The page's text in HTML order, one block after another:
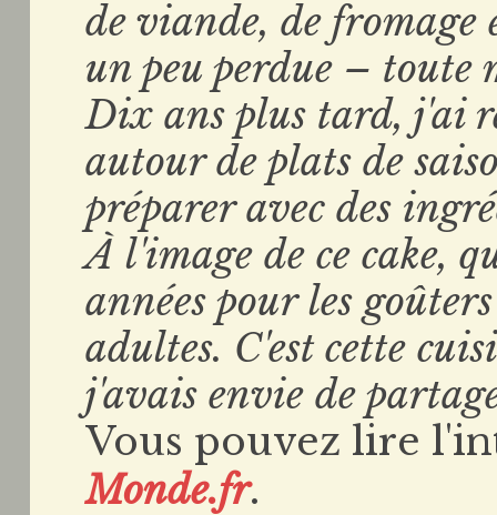
de viande, de fromage
un peu perdue – toute
Dix ans plus tard, j'ai
autour de plats de
préparer avec des
À l'image de ce cake,
années pour les
adultes. C'est cette
j'avais envie de
Vous pouvez lire
Monde.fr.